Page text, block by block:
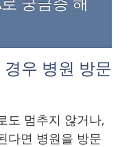
우 병원 방문
도 멈추지 않거나,
다면 병원을 방문